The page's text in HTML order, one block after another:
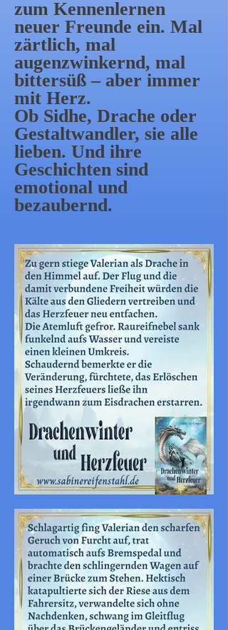
zum Kennenlernen
neuer Freunde ein. Mal
zärtlich, mal
augenzwinkernd, mal
bittersüß – aber immer
mit Herz.
Ob Sidhe, Drache oder
Gestaltwandler, sie alle
lieben. Und ihre
Geschichten sind
emotional und
bezaubernd.